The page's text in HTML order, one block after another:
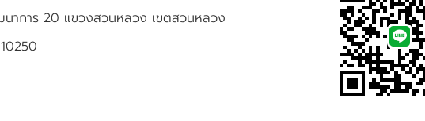
าการ 20 แขวงสวนหลวง เขตสวนหลวง